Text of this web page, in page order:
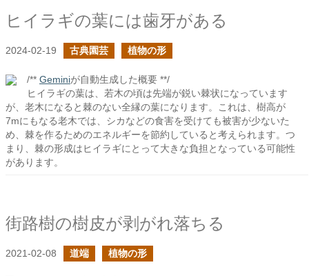
ヒイラギの葉には歯牙がある
2024-02-19 古典園芸 植物の形
/** Geminiが自動生成した概要 **/
ヒイラギの葉は、若木の頃は先端が鋭い棘状になっています
が、老木になると棘のない全縁の葉になります。これは、樹高が
7mにもなる老木では、シカなどの食害を受けても被害が少ないた
め、棘を作るためのエネルギーを節約していると考えられます。つ
まり、棘の形成はヒイラギにとって大きな負担となっている可能性
があります。
街路樹の樹皮が剥がれ落ちる
2021-02-08 道端 植物の形